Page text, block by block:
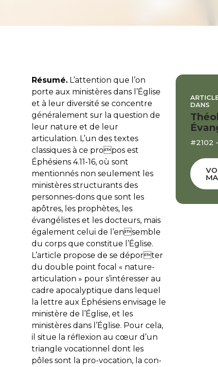
Résumé.L’attention que l’on
porte aux ministères dans l’Église
et à leur diversité se concentre
généralement sur la question de
leur nature et de leur
articulation. L’un des textes
classiques à ce propos est
Éphésiens 4.11-16, où sont
mentionnés non seulement les
ministères structurants des
personnes-dons que sont les
apôtres, les prophètes, les
évangélistes et les docteurs, mais
également celui de l’ensemble
du corps que constitue l’Église.
L’article propose de se déporter
du double point focal « nature-
articulation » pour s’intéresser au
cadre apocalyptique dans lequel
la lettre aux Éphésiens envisage le
ministère de l’Église, et les
ministères dans l’Église. Pour cela,
il situe la réflexion au cœur d’un
triangle vocationnel dont les
pôles sont la pro-vocation, la con-
DANS
#2102